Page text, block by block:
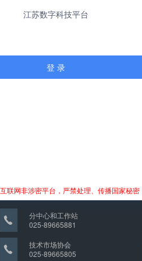
江苏数字科技平台
登 录
联网非涉密平台，严禁处理、传播国家秘密
分中心和工作站
025-89665881
技术市场协会
025-89665805